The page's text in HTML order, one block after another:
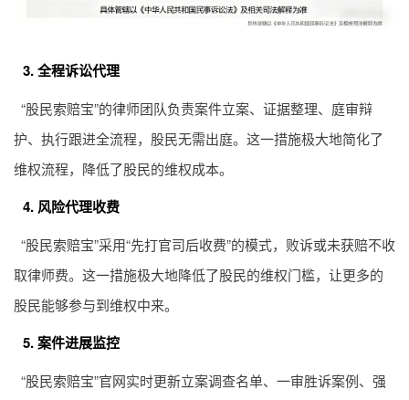
3. 全程诉讼代理
“股民索赔宝”的律师团队负责案件立案、证据整理、庭审辩
护、执行跟进全流程，股民无需出庭。这一措施极大地简化了
维权流程，降低了股民的维权成本。
4. 风险代理收费
“股民索赔宝”采用“先打官司后收费”的模式，败诉或未获赔不收
取律师费。这一措施极大地降低了股民的维权门槛，让更多的
股民能够参与到维权中来。
5. 案件进展监控
“股民索赔宝”官网实时更新立案调查名单、一审胜诉案例、强